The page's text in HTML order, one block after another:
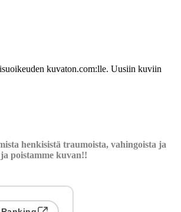
kuvaton.com:lle. Uusiin kuviin
henkisistä traumoista, vahingoista ja
ja poistamme kuvan!!